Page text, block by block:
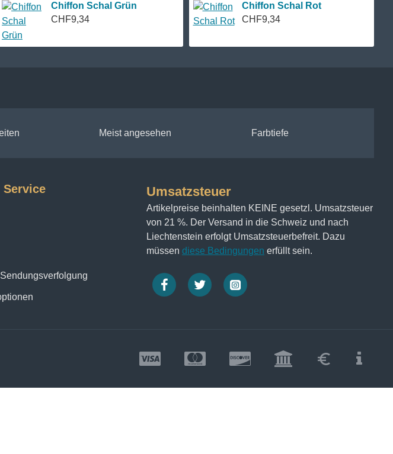
Chiffon Schal Grün
CHF9,34
Chiffon Schal Rot
CHF9,34
Meist angesehen Farbtiefe
Service Umsatzsteuer
Artikelpreise beinhalten KEINE gesetzl. Umsatzsteuer
von 21 %. Der Versand in die Schweiz und nach
Liechtenstein erfolgt Umsatzsteuerbefreit. Dazu
müssen diese Bedingungen erfüllt sein.